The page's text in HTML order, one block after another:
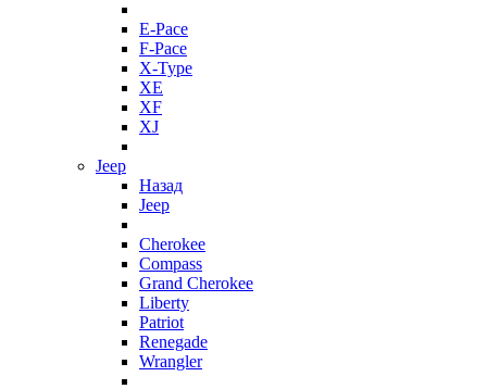
E-Pace
F-Pace
X-Type
XE
XF
XJ
Jeep
Назад
Jeep
Cherokee
Compass
Grand Cherokee
Liberty
Patriot
Renegade
Wrangler